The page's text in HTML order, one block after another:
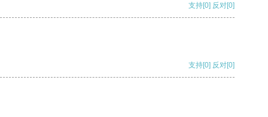
支持[0] 反对[0]
支持[0] 反对[0]